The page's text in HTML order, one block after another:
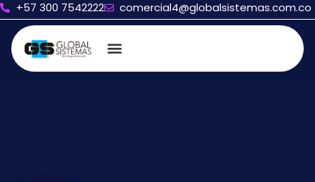
+57 300 7542222 comercial4@globalsistemas.com.co